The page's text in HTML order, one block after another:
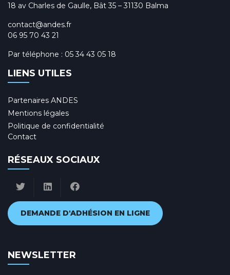
18 av Charles de Gaulle, Bât 35 – 31130 Balma
contact@andes.fr
06 95 70 43 21
Par téléphone : 05 34 43 05 18
LIENS UTILES
Partenaires ANDES
Mentions légales
Politique de confidentialité
Contact
RÉSEAUX SOCIAUX
DEMANDE D'ADHÉSION EN LIGNE
NEWSLETTER